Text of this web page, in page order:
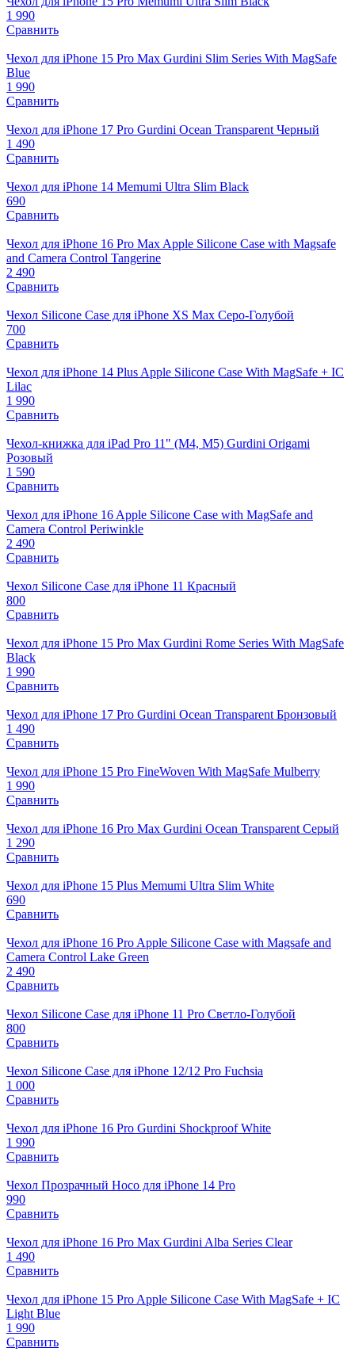
1 990
Сравнить
Чехол для iPhone 15 Pro Max Gurdini Slim Series With MagSafe
Blue
1 990
Сравнить
Чехол для iPhone 17 Pro Gurdini Ocean Transparent Черный
1 490
Сравнить
Чехол для iPhone 14 Memumi Ultra Slim Black
690
Сравнить
Чехол для iPhone 16 Pro Max Apple Silicone Case with Magsafe
and Camera Control Tangerine
2 490
Сравнить
Чехол Silicone Case для iPhone XS Max Серо-Голубой
700
Сравнить
Чехол для iPhone 14 Plus Apple Silicone Case With MagSafe + IC
Lilac
1 990
Сравнить
Чехол-книжка для iPad Pro 11" (M4, M5) Gurdini Origami
Розовый
1 590
Сравнить
Чехол для iPhone 16 Apple Silicone Case with MagSafe and
Camera Control Periwinkle
2 490
Сравнить
Чехол Silicone Case для iPhone 11 Красный
800
Сравнить
Чехол для iPhone 15 Pro Max Gurdini Rome Series With MagSafe
Black
1 990
Сравнить
Чехол для iPhone 17 Pro Gurdini Ocean Transparent Бронзовый
1 490
Сравнить
Чехол для iPhone 15 Pro FineWoven With MagSafe Mulberry
1 990
Сравнить
Чехол для iPhone 16 Pro Max Gurdini Ocean Transparent Серый
1 290
Сравнить
Чехол для iPhone 15 Plus Memumi Ultra Slim White
690
Сравнить
Чехол для iPhone 16 Pro Apple Silicone Case with Magsafe and
Camera Control Lake Green
2 490
Сравнить
Чехол Silicone Case для iPhone 11 Pro Светло-Голубой
800
Сравнить
Чехол Silicone Case для iPhone 12/12 Pro Fuchsia
1 000
Сравнить
Чехол для iPhone 16 Pro Gurdini Shockproof White
1 990
Сравнить
Чехол Прозрачный Hoco для iPhone 14 Pro
990
Сравнить
Чехол для iPhone 16 Pro Max Gurdini Alba Series Clear
1 490
Сравнить
Чехол для iPhone 15 Pro Apple Silicone Case With MagSafe + IC
Light Blue
1 990
Сравнить